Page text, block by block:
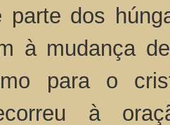
parte dos
à mudança
para o
à